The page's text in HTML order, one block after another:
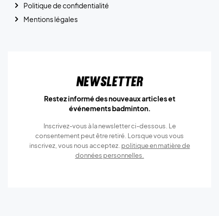
Politique de confidentialité
Mentions légales
Newsletter
Restez informé des nouveaux articles et
événements badminton.
Inscrivez-vous à la newsletter ci-dessous. Le
consentement peut être retiré. Lorsque vous vous
inscrivez, vous nous acceptez. politique en matière de
données personnelles.